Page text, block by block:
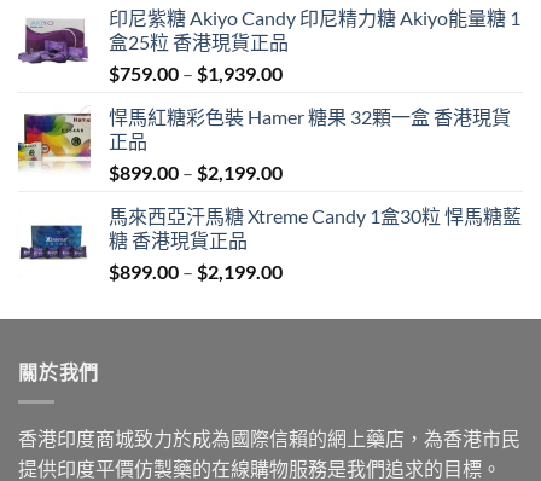
印尼紫糖 Akiyo Candy 印尼精力糖 Akiyo能量糖 1
盒25粒 香港現貨正品
$759.00 – $1,939.00Price
$759.00
$1,939.00
悍馬紅糖彩色裝 Hamer 糖果 32顆一盒 香港現貨
正品
$899.00 – $2,199.00Price
$899.00
$2,199.00
馬來西亞汗馬糖 Xtreme Candy 1盒30粒 悍馬糖藍
糖 香港現貨正品
$899.00 – $2,199.00Price
$899.00
關於我們
香港印度商城致力於成為國際信賴的網上藥店，為香港市民
提供印度平價仿製藥的在線購物服務是我們追求的目標。